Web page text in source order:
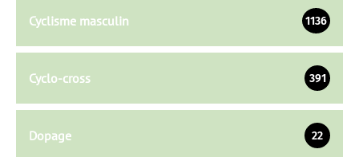
Cyclisme masculin 1136
Cyclo-cross 391
Dopage 22